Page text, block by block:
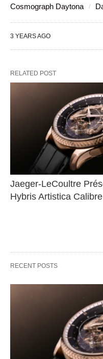
Cosmograph Daytona
3 YEARS AGO
RELATED POST
Jaeger-LeCoultre
Hybris Artistica
RECENT POSTS